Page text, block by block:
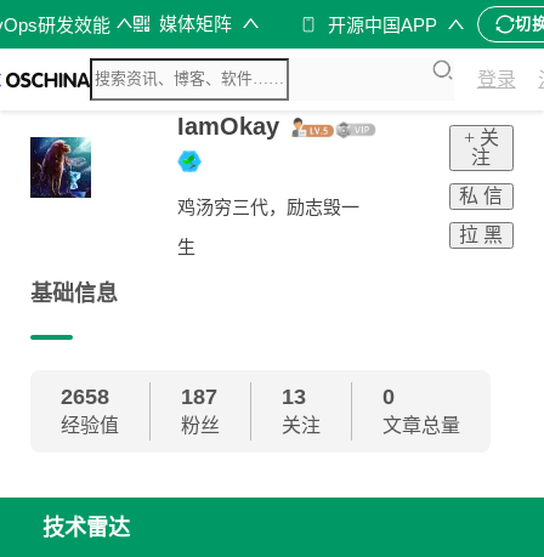
研发效能 媒体矩阵 开源中国APP 切
登录
IamOkay
鸡汤穷三代，励志毁一
生
+ 关
注
私 信
拉 黑
基础信息
2658
经验值
187
粉丝
13
关注
0
文章总量
技术雷达